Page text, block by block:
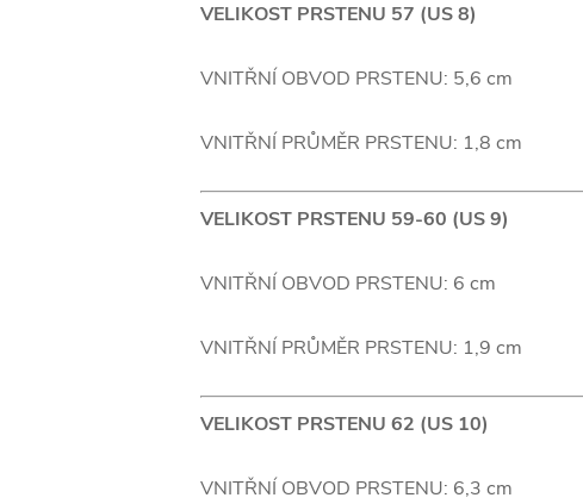
VELIKOST PRSTENU 57 (US 8)
VNITŘNÍ OBVOD PRSTENU: 5,6 cm
VNITŘNÍ PRŮMĚR PRSTENU: 1,8 cm
VELIKOST PRSTENU 59-60 (US 9)
VNITŘNÍ OBVOD PRSTENU: 6 cm
VNITŘNÍ PRŮMĚR PRSTENU: 1,9 cm
VELIKOST PRSTENU 62 (US 10)
VNITŘNÍ OBVOD PRSTENU: 6,3 cm